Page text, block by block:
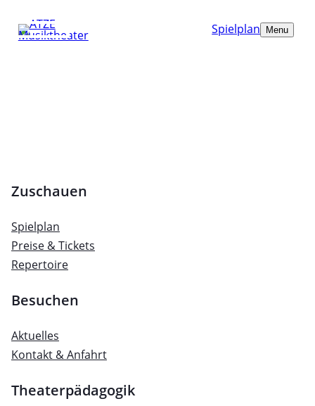
Spielplan Menu
Zuschauen
Spielplan
Preise & Tickets
Repertoire
Besuchen
Aktuelles
Kontakt & Anfahrt
Theaterpädagogik